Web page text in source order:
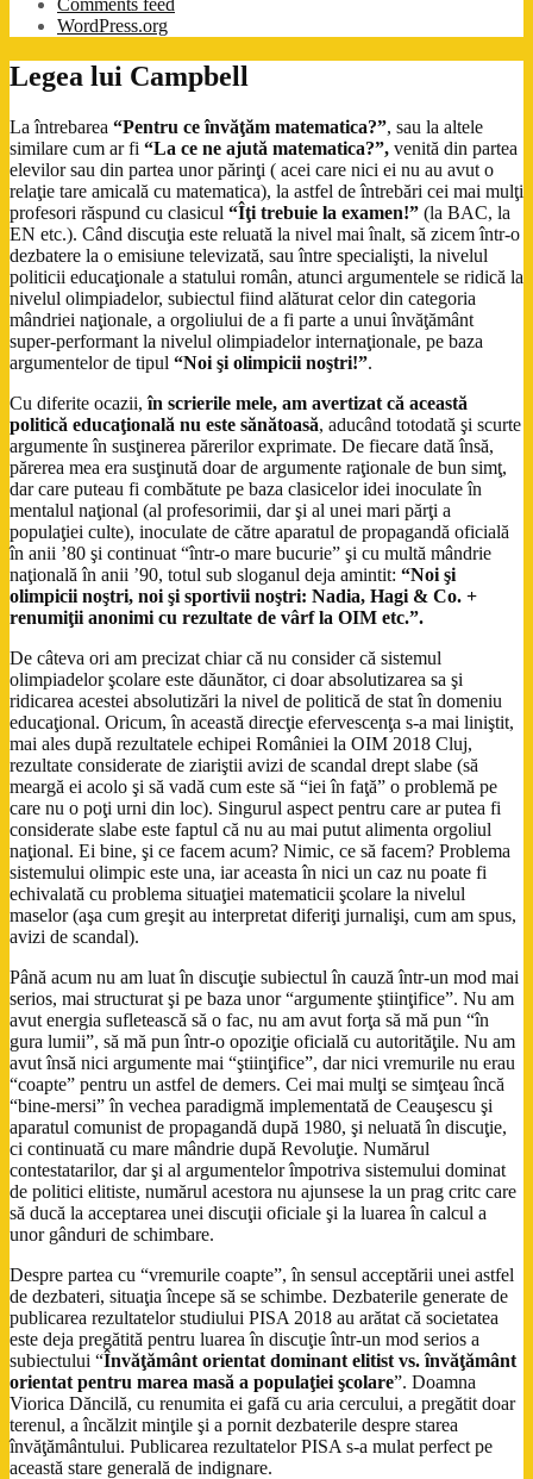
Comments feed
WordPress.org
Legea lui Campbell
La întrebarea “Pentru ce învăţăm matematica?”, sau la altele
similare cum ar fi “La ce ne ajută matematica?”, venită din partea
elevilor sau din partea unor părinţi ( acei care nici ei nu au avut o
relaţie tare amicală cu matematica), la astfel de întrebări cei mai mulţi
profesori răspund cu clasicul “Îţi trebuie la examen!” (la BAC, la
EN etc.). Când discuţia este reluată la nivel mai înalt, să zicem într-o
dezbatere la o emisiune televizată, sau între specialişti, la nivelul
politicii educaţionale a statului român, atunci argumentele se ridică la
nivelul olimpiadelor, subiectul fiind alăturat celor din categoria
mândriei naţionale, a orgoliului de a fi parte a unui învăţământ
super-performant la nivelul olimpiadelor internaţionale, pe baza
argumentelor de tipul “Noi şi olimpicii noştri!”.
Cu diferite ocazii,în scrierile mele, am avertizat că această
politică educaţională nu este sănătoasă, aducând totodată şi scurte
argumente în susţinerea părerilor exprimate. De fiecare dată însă,
părerea mea era susţinută doar de argumente raţionale de bun simţ,
dar care puteau fi combătute pe baza clasicelor idei inoculate în
mentalul naţional (al profesorimii, dar şi al unei mari părţi a
populaţiei culte), inoculate de către aparatul de propagandă oficială
în anii ’80 şi continuat “într-o mare bucurie” şi cu multă mândrie
naţională în anii ’90, totul sub sloganul deja amintit: “Noi şi
olimpicii noştri, noi şi sportivii noştri: Nadia, Hagi & Co. +
renumiţii anonimi cu rezultate de vârf la OIM etc.”.
De câteva ori am precizat chiar că nu consider că sistemul
olimpiadelor şcolare este dăunător, ci doar absolutizarea sa şi
ridicarea acestei absolutizări la nivel de politică de stat în domeniu
educaţional. Oricum, în această direcţie efervescenţa s-a mai liniştit,
mai ales după rezultatele echipei României la OIM 2018 Cluj,
rezultate considerate de ziariştii avizi de scandal drept slabe (să
meargă ei acolo şi să vadă cum este să “iei în faţă” o problemă pe
care nu o poţi urni din loc). Singurul aspect pentru care ar putea fi
considerate slabe este faptul că nu au mai putut alimenta orgoliul
naţional. Ei bine, şi ce facem acum? Nimic, ce să facem? Problema
sistemului olimpic este una, iar aceasta în nici un caz nu poate fi
echivalată cu problema situaţiei matematicii şcolare la nivelul
maselor (aşa cum greşit au interpretat diferiţi jurnalişi, cum am spus,
avizi de scandal).
Până acum nu am luat în discuţie subiectul în cauză într-un mod mai
serios, mai structurat şi pe baza unor “argumente ştiinţifice”. Nu am
avut energia sufletească să o fac, nu am avut forţa să mă pun “în
gura lumii”, să mă pun într-o opoziţie oficială cu autorităţile. Nu am
avut însă nici argumente mai “ştiinţifice”, dar nici vremurile nu erau
“coapte” pentru un astfel de demers. Cei mai mulţi se simţeau încă
“bine-mersi” în vechea paradigmă implementată de Ceauşescu şi
aparatul comunist de propagandă după 1980, şi neluată în discuţie,
ci continuată cu mare mândrie după Revoluţie. Numărul
contestatarilor, dar şi al argumentelor împotriva sistemului dominat
de politici elitiste, numărul acestora nu ajunsese la un prag critc care
să ducă la acceptarea unei discuţii oficiale şi la luarea în calcul a
unor gânduri de schimbare.
Despre partea cu “vremurile coapte”, în sensul acceptării unei astfel
de dezbateri, situaţia începe să se schimbe. Dezbaterile generate de
publicarea rezultatelor studiului PISA 2018 au arătat că societatea
este deja pregătită pentru luarea în discuţie într-un mod serios a
subiectului “Învăţământ orientat dominant elitist vs. învăţământ
orientat pentru marea masă a populaţiei şcolare”. Doamna
Viorica Dăncilă, cu renumita ei gafă cu aria cercului, a pregătit doar
terenul, a încălzit minţile şi a pornit dezbaterile despre starea
învăţământului. Publicarea rezultatelor PISA s-a mulat perfect pe
această stare generală de indignare.